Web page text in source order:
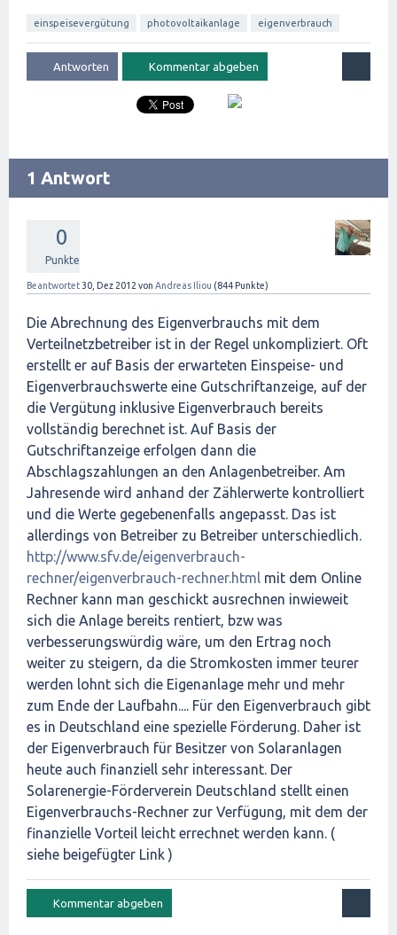
einspeisevergütung photovoltaikanlage eigenverbrauch
1 Antwort
0
Punkte
Beantwortet 30, Dez 2012 von Andreas Iliou (844 Punkte)
Die Abrechnung des Eigenverbrauchs mit dem
Verteilnetzbetreiber ist in der Regel unkompliziert. Oft
erstellt er auf Basis der erwarteten Einspeise- und
Eigenverbrauchswerte eine Gutschriftanzeige, auf der
die Vergütung inklusive Eigenverbrauch bereits
vollständig berechnet ist. Auf Basis der
Gutschriftanzeige erfolgen dann die
Abschlagszahlungen an den Anlagenbetreiber. Am
Jahresende wird anhand der Zählerwerte kontrolliert
und die Werte gegebenenfalls angepasst. Das ist
allerdings von Betreiber zu Betreiber unterschiedlich.
http://www.sfv.de/eigenverbrauch-
rechner/eigenverbrauch-rechner.html mit dem Online
Rechner kann man geschickt ausrechnen inwieweit
sich die Anlage bereits rentiert, bzw was
verbesserungswürdig wäre, um den Ertrag noch
weiter zu steigern, da die Stromkosten immer teurer
werden lohnt sich die Eigenanlage mehr und mehr
zum Ende der Laufbahn.... Für den Eigenverbrauch gibt
es in Deutschland eine spezielle Förderung. Daher ist
der Eigenverbrauch für Besitzer von Solaranlagen
heute auch finanziell sehr interessant. Der
Solarenergie-Förderverein Deutschland stellt einen
Eigenverbrauchs-Rechner zur Verfügung, mit dem der
finanzielle Vorteil leicht errechnet werden kann. (
siehe beigefügter Link )